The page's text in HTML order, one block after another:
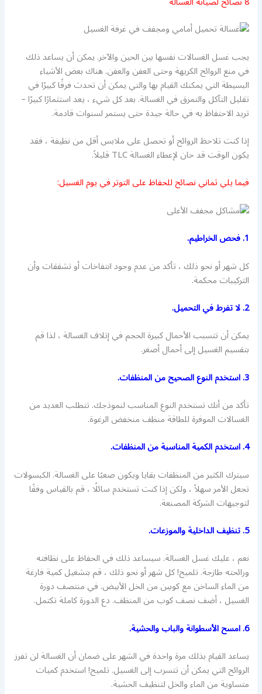
يجب غسل الغسالات نفسها بين الحين والآخر. يمكن أن يساعد ذلك
في منع الروائح الكريهة وحتى العفن والعفن. هناك بعض الأشياء
البسيطة التي يمكنك القيام بها والتي يمكن أن تحدث فرقًا كبيرًا في
تقليل التآكل والتمزق في الغسالة. بعد كل شيء ، يعد استثمارًا كبيرًا –
تريد الاحتفاظ به في حالة جيدة حتى يستمر لسنوات قادمة.
إذا كنت تلاحظ الروائح أو تحصل على ملابس أقل من نظيفة ، فقد
يكون الوقت قد حان لإعطاء الغسالة TLC قليلاً.
فيما يلي ثماني نصائح للحفاظ على التوتر في يوم الغسيل:
1. فحص الخراطيم.
كل شهر أو نحو ذلك ، تأكد من عدم وجود انتفاخات أو تشققات وأن
التركيبات محكمة.
2. لا تفرط في التحميل.
يمكن أن تتسبب الأحمال كبيرة الحجم في إتلاف الغسالة ، لذا قم
بتقسيم الغسيل إلى أحمال أصغر.
3. استخدم النوع الصحيح من المنظفات.
تأكد من أنك تستخدم النوع المناسب لنموذجك. تتطلب العديد من
الغسالات الموفرة للطاقة منظف منخفض الرغوة.
4. استخدم الكمية المناسبة من المنظفات.
سيترك الكثير من المنظفات بقايا ويكون صعبًا على الغسالة. الكبسولات
تجعل الأمر سهلاً ، ولكن إذا كنت تستخدم سائلًا ، قم بالقياس وفقًا
لتوجيهات الشركة المصنعة.
5. تنظيف الداخلية والموزعات.
نعم ، عليك غسل الغسالة. سيساعد ذلك في الحفاظ على نظافته
ورائحته طازجة. تلميح! كل شهر أو نحو ذلك ، قم بتشغيل كمية فارغة
من الماء الساخن مع كوبين من الخل الأبيض. في منتصف دورة
الغسيل ، أضف نصف كوب من المنظف. دع الدورة كاملة تكتمل.
6. امسح الأسطوانة والباب والحشية.
يساعد القيام بذلك مرة واحدة في الشهر على ضمان أن الغسالة لن تفرز
الروائح التي يمكن أن تتسرب إلى الغسيل. تلميح! استخدم كميات
متساوية من الماء والخل لتنظيف الحشية.